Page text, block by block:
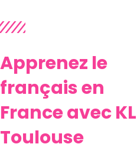
Apprenez le
français en
France avec
Toulouse